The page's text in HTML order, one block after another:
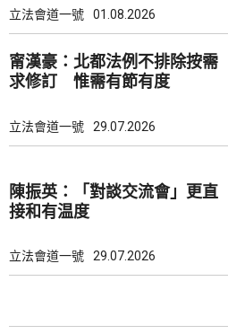
立法會道一號 01.08.2026
甯漢豪：北都法例不排除按需
求修訂 惟需有節有度
立法會道一號 29.07.2026
陳振英：「對談交流會」更直
接和有温度
立法會道一號 29.07.2026